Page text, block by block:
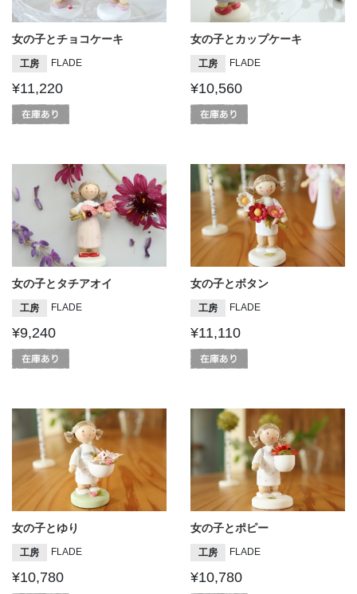
女の子とチョコケーキ
工房 FLADE
¥11,220
女の子とカップケーキ
工房 FLADE
¥10,560
女の子とタチアオイ
工房 FLADE
¥9,240
女の子とボタン
工房 FLADE
¥11,110
女の子とゆり
工房 FLADE
¥10,780
女の子とポピー
工房 FLADE
¥10,780